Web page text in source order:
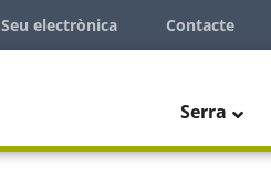
Seu electrònica Contacte
Serra